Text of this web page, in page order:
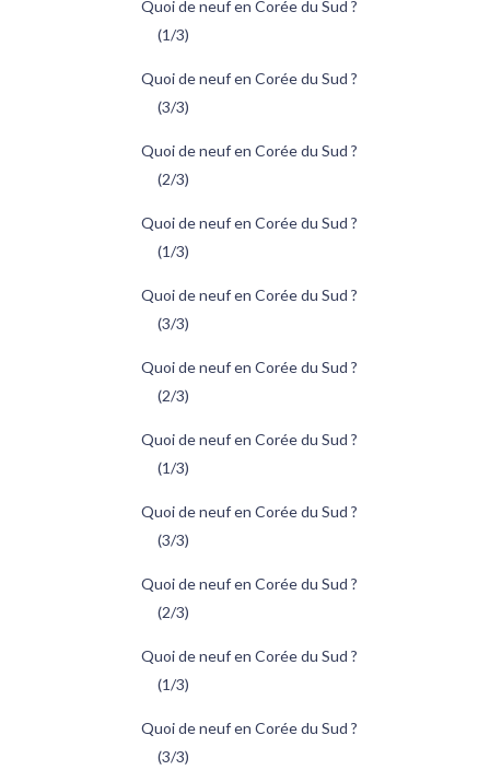
Quoi de neuf en Corée du Sud ?
(1/3)
Quoi de neuf en Corée du Sud ?
(3/3)
Quoi de neuf en Corée du Sud ?
(2/3)
Quoi de neuf en Corée du Sud ?
(1/3)
Quoi de neuf en Corée du Sud ?
(3/3)
Quoi de neuf en Corée du Sud ?
(2/3)
Quoi de neuf en Corée du Sud ?
(1/3)
Quoi de neuf en Corée du Sud ?
(3/3)
Quoi de neuf en Corée du Sud ?
(2/3)
Quoi de neuf en Corée du Sud ?
(1/3)
Quoi de neuf en Corée du Sud ?
(3/3)